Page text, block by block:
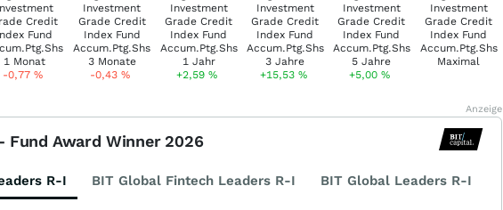
-0,77 % -0,43% +2,59% +15,53 % +5,00%
Anzeige
Fund Award Winner 2026
R-I BIT Global Fintech Leaders R-I BIT Global Leaders R-I